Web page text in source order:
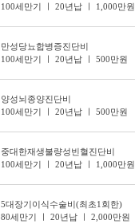
100세만기 ㅣ 20년납 ㅣ 1,000만원
만성당뇨합병증진단비
100세만기 ㅣ 20년납 ㅣ 500만원
양성뇌종양진단비
100세만기 ㅣ 20년납 ㅣ 500만원
중대한재생불량성빈혈진단비
100세만기 ㅣ 20년납 ㅣ 1,000만원
5대장기이식수술비(최초1회한)
80세만기 ㅣ 20년납 ㅣ 2,000만원